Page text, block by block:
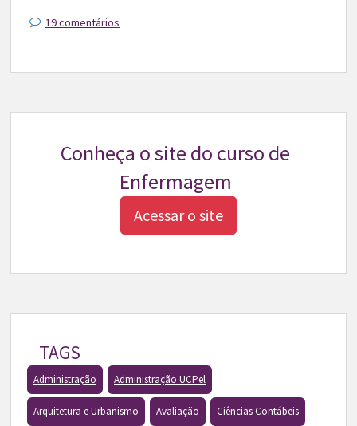
19 comentários
Conheça o site do curso de
Enfermagem
Acessar o site
TAGS
Administração Administração UCPel
Arquitetura e Urbanismo Avaliação Ciências Contábeis